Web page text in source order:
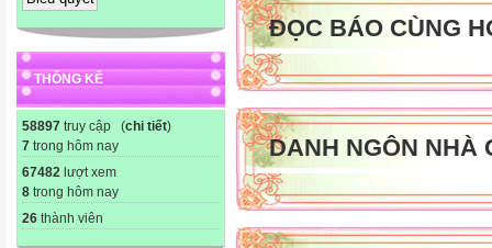
THỐNG KÊ
58897 truy cập (chi tiết)
7 trong hôm nay
67482 lượt xem
8 trong hôm nay
26 thành viên
ĐỌC BÁO CÙNG
DANH NGÔN NHÀ